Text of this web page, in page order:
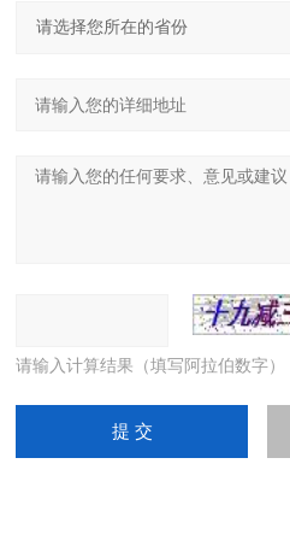
请输入计算结果（填写阿拉伯数字